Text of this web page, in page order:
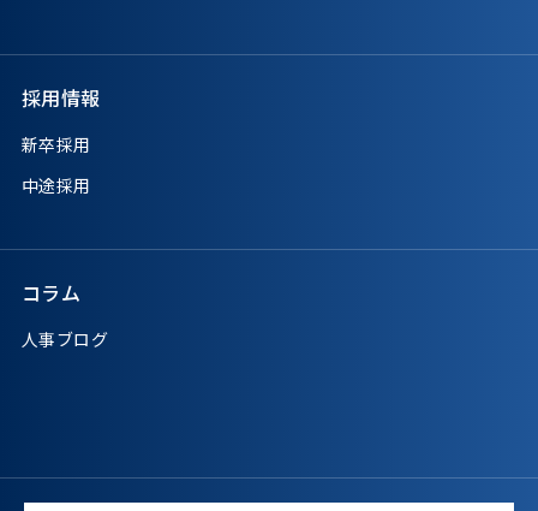
採用情報
新卒採用
中途採用
コラム
人事ブログ